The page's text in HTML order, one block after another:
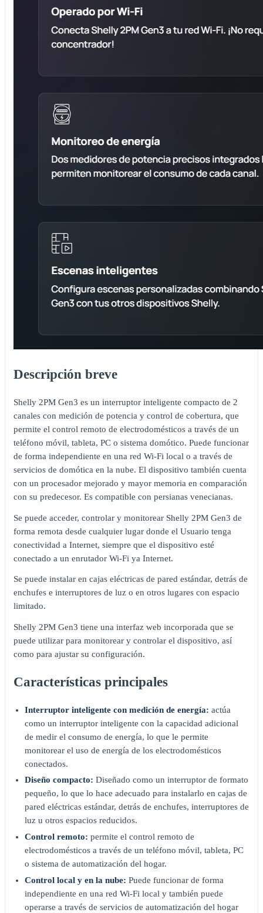
Descripción breve
Shelly 2PM Gen3 es un interruptor inteligente compacto de 2
canales con medición de potencia y control de cobertura, que
permite el control remoto de electrodomésticos a través de un
teléfono móvil, tableta, PC o sistema domótico. Puede funcionar
de forma independiente en una red Wi-Fi local o a través de
servicios de domótica en la nube. El dispositivo también cuenta
con un procesador mejorado y mayor memoria en comparación
con su predecesor. Es compatible con persianas venecianas.
Se puede acceder, controlar y monitorear Shelly 2PM Gen3 de
forma remota desde cualquier lugar donde el Usuario tenga
conectividad a Internet, siempre que el dispositivo esté
conectado a un enrutador Wi-Fi ya Internet.
Se puede instalar en cajas eléctricas de pared estándar, detrás de
enchufes e interruptores de luz o en otros lugares con espacio
limitado.
Shelly 2PM Gen3 tiene una interfaz web incorporada que se
puede utilizar para monitorear y controlar el dispositivo, así
como para ajustar su configuración.
Características principales
Interruptor inteligente con medición de energía: actúa
como un interruptor inteligente con la capacidad adicional
de medir el consumo de energía, lo que le permite
monitorear el uso de energía de los electrodomésticos
conectados.
Diseño compacto: Diseñado como un interruptor de formato
pequeño, lo que lo hace adecuado para instalarlo en cajas de
pared eléctricas estándar, detrás de enchufes, interruptores de
luz u otros espacios reducidos.
Control remoto: permite el control remoto de
electrodomésticos a través de un teléfono móvil, tableta, PC
o sistema de automatización del hogar.
Control local y en la nube: Puede funcionar de forma
independiente en una red Wi-Fi local y también puede
operarse a través de servicios de automatización del hogar